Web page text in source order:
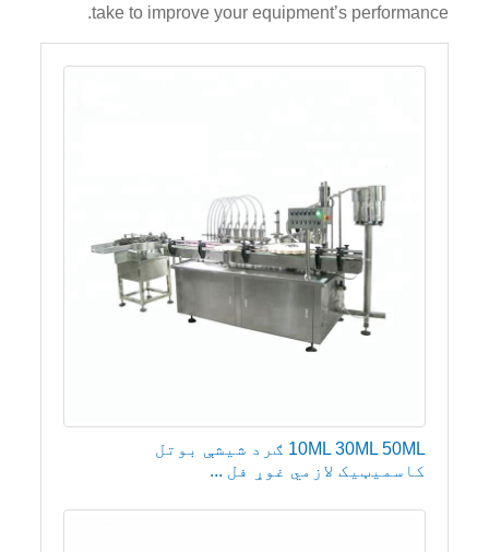
take to improve your equipment’s performance.
10ML 30ML 50ML ګرد شیشې بوتل
کاسمیټیک لازمي غوړ فل ...